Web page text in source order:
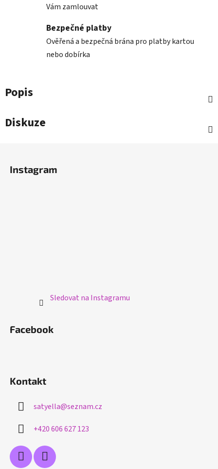
Vám zamlouvat
Bezpečné platby
Ověřená a bezpečná brána pro platby kartou
nebo dobírka
Popis
Diskuze
Instagram
Sledovat na Instagramu
Facebook
Kontakt
satyella@seznam.cz
+420 606 627 123